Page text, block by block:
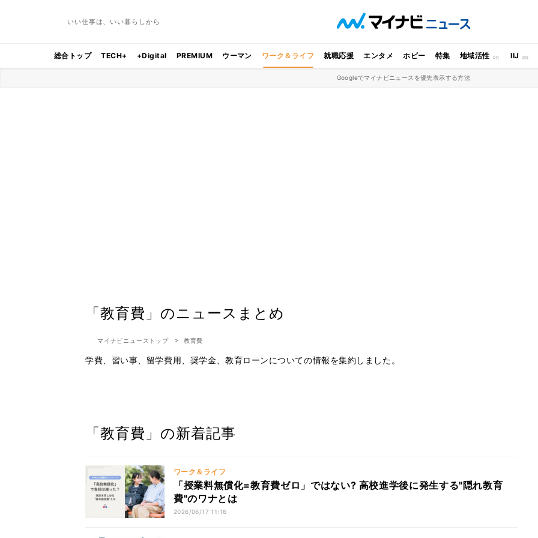
いい仕事は、いい暮らしから
総合トップ TECH+ +Digital PREMIUM ウーマン ワーク＆ライフ 就職応援 エンタメ ホビー 特集 地域活性 IIJ
Googleでマイナビニュースを優先表示する方法
「教育費」のニュースまとめ
マイナビニューストップ 教育費
学費、習い事、留学費用、奨学金、教育ローンについての情報を集約しました。
「教育費」の新着記事
ワーク＆ライフ
「授業料無償化=教育費ゼロ」ではない? 高校進学後に発生する"隠れ教育
費"のワナとは
2026/06/17 11:16